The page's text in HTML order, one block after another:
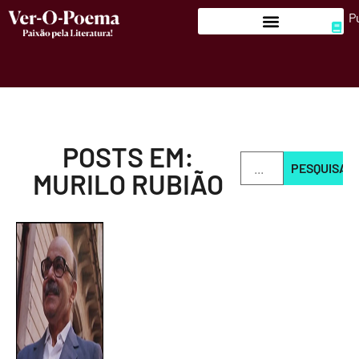
POSTS EM:
MURILO RUBIÃO
PESQUISAR